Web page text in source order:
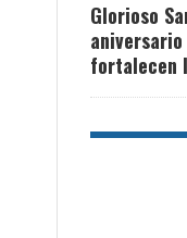
Glorioso
fortalecen